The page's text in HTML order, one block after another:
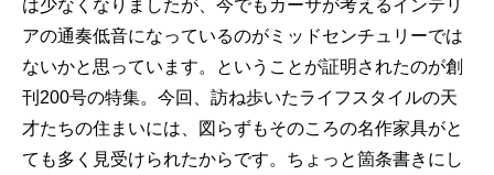
は少なくなりましたが、今でもカーサが考えるインテリ
アの通奏低音になっているのがミッドセンチュリーでは
ないかと思っています。ということが証明されたのが創
刊200号の特集。今回、訪ね歩いたライフスタイルの天
才たちの住まいには、図らずもそのころの名作家具がと
ても多く見受けられたからです。ちょっと箇条書きにし